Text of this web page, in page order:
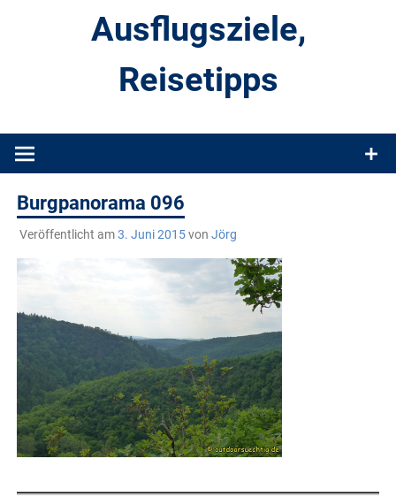
Ausflugsziele,
Reisetipps
Produkttests und Buchrezensionen. Ein Blog für alle, die gern
Burgpanorama 096
Veröffentlicht am3. Juni 2015von Jörg